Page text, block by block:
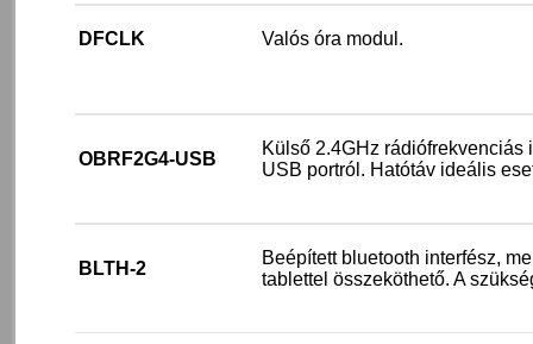
DFCLK Valós óra modul.
OBRF2G4-USB
Külső 2.4GHz
USB portról. Hatótáv ideális
BLTH-2
Beépített bluetooth interfész,
tablettel összeköthető. A